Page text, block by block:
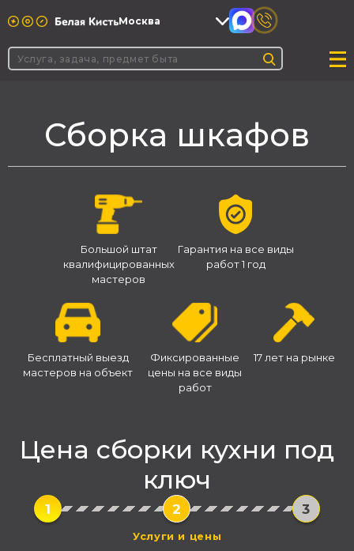
Москва
Сборка шкафов
Большой штат
квалифицированных
мастеров
Гарантия на все виды
работ 1 год
Бесплатный выезд
мастеров на объект
Фиксированные
цены на все виды
работ
17 лет на рынке
Цена сборки кухни под
ключ